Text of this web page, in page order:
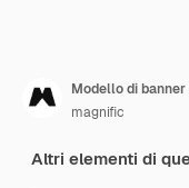
Modello di
magnific
Altri elementi di